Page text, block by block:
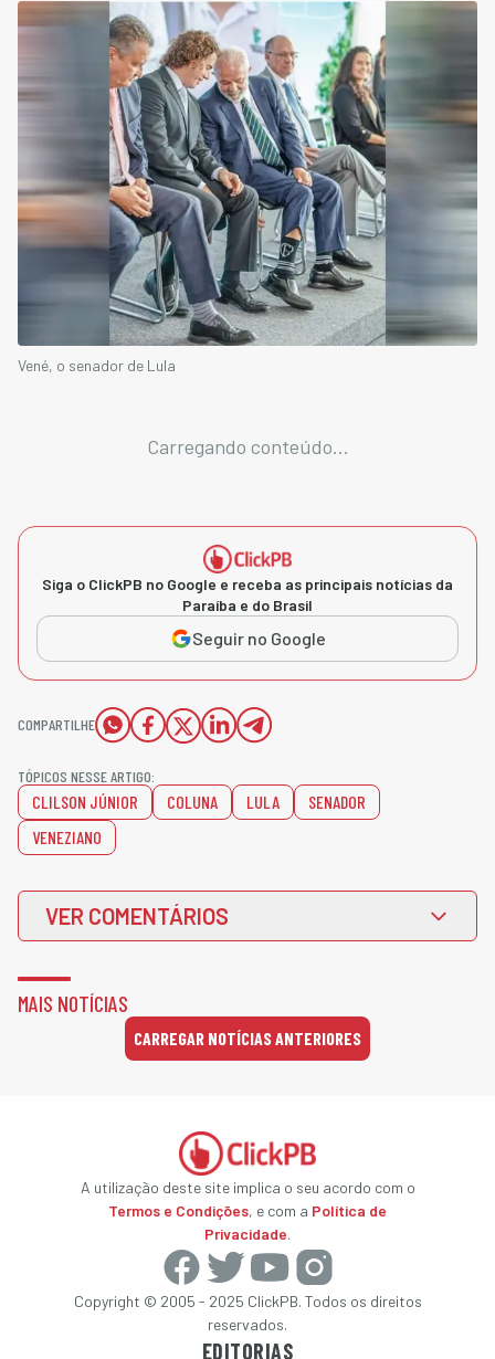
Vené, o senador de Lula
Carregando conteúdo...
Siga o ClickPB no Google e receba as principais notícias da
Paraíba e do Brasil
Seguir no Google
COMPARTILHE
TÓPICOS NESSE ARTIGO:
CLILSON JÚNIOR COLUNA LULA
SENADOR
VENEZIANO
VER COMENTÁRIOS
MAIS NOTÍCIAS
CARREGAR NOTÍCIAS ANTERIORES
A utilização deste site implica o seu acordo com o
Termos e Condições, e com a Política de
Privacidade.
Copyright © 2005 - 2025 ClickPB. Todos os direitos
reservados.
EDITORIAS